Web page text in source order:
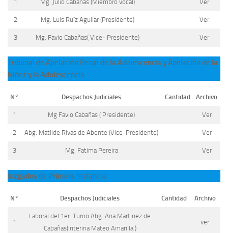
1 Mg. Julio Cabañas (Miembro vocal) Ver
2 Mg. Luis Ruíz Aguilar (Presidente) Ver
3 Mg. Favio Cabañas( Vice- Presidente) Ver
Tribunal de Apelación Penal de la Adolescencia y Apelación de la
Niñez y la Adolescencia
N° Despachos Judiciales Cantidad Archivo
1 Mg Favio Cabañas ( Presidente) Ver
2 Abg. Matilde Rivas de Abente (Vice-Presidente) Ver
3 Mg. Fatima Pereira Ver
Juzgados de Primera Instancia
N° Despachos Judiciales Cantidad Archivo
1
Laboral del 1er. Turno Abg. Ana Martinez de
Cabañas(interina Mateo Amarilla )
ver